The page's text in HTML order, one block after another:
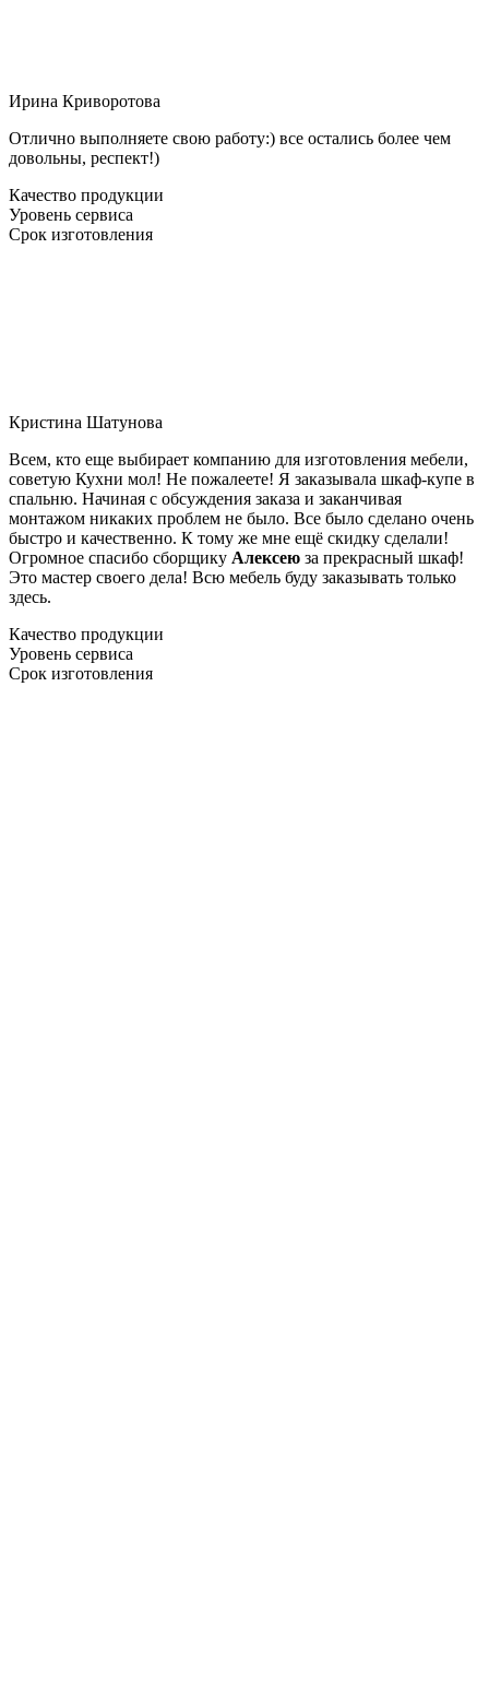
Ирина Криворотова
Отлично выполняете свою работу:) все остались более чем
довольны, респект!)
Качество продукции
Уровень сервиса
Срок изготовления
Кристина Шатунова
Всем, кто еще выбирает компанию для изготовления мебели,
советую Кухни мол! Не пожалеете! Я заказывала шкаф-купе в
спальню. Начиная с обсуждения заказа и заканчивая
монтажом никаких проблем не было. Все было сделано очень
быстро и качественно. К тому же мне ещё скидку сделали!
Огромное спасибо сборщику Алексею за прекрасный шкаф!
Это мастер своего дела! Всю мебель буду заказывать только
здесь.
Качество продукции
Уровень сервиса
Срок изготовления